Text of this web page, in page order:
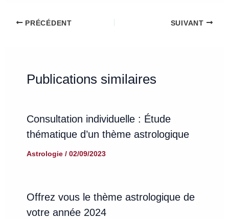
PRÉCÉDENT SUIVANT
Publications similaires
Consultation individuelle : Étude
thématique d’un thème astrologique
Astrologie/ 02/09/2023
Offrez vous le thème astrologique de
votre année 2024